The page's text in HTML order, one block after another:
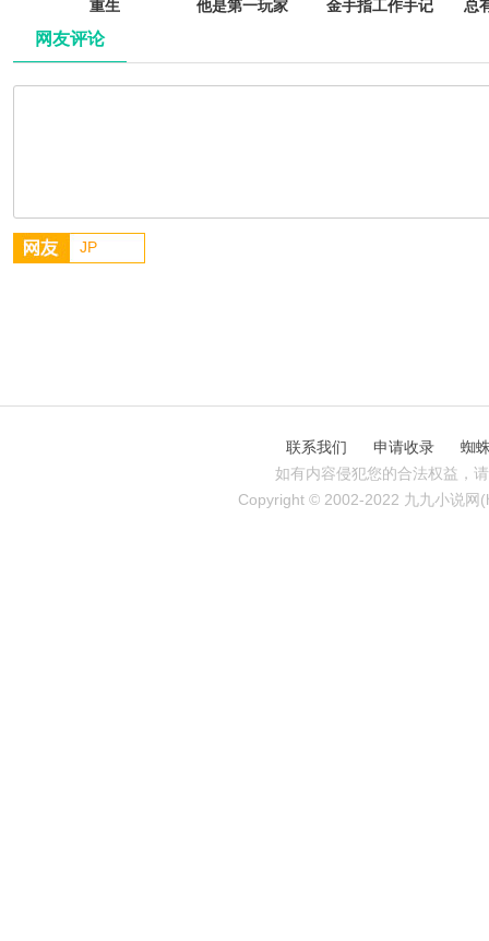
重生 他是第一玩家
金手指工作手记
总
网友评论
联系我们 申请收录
蜘
如有内容侵犯您的合法权益，
Copyright © 2002-2022 九九小说网